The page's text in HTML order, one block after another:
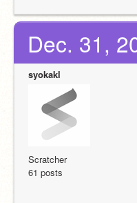
Dec. 31,
syokakl
Scratcher
61 posts